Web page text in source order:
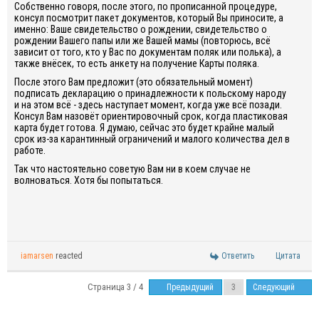
Собственно говоря, после этого, по прописанной процедуре,
консул посмотрит пакет документов, который Вы приносите, а
именно: Ваше свидетельство о рождении, свидетельство о
рождении Вашего папы или же Вашей мамы (повторюсь, всё
зависит от того, кто у Вас по документам поляк или полька), а
также внёсек, то есть анкету на получение Карты поляка.
После этого Вам предложит (это обязательный момент)
подписать декларацию о принадлежности к польскому народу
и на этом всё - здесь наступает момент, когда уже всё позади.
Консул Вам назовёт ориентировочный срок, когда пластиковая
карта будет готова. Я думаю, сейчас это будет крайне малый
срок из-за карантинный ограничений и малого количества дел в
работе.
Так что настоятельно советую Вам ни в коем случае не
волноваться. Хотя бы попытаться.
iamarsen reacted Ответить Цитата
Страница 3 / 4 Предыдущий Следующий